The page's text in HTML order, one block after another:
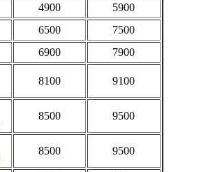
4900
5900
6500
7500
6900
7900
8100 9100
8500 9500
8500 9500